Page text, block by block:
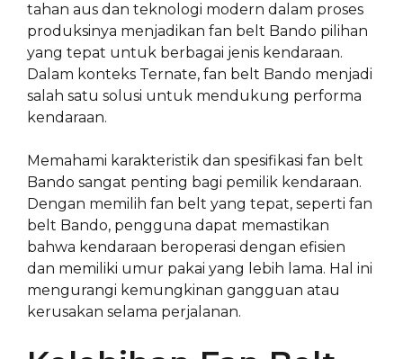
tahan aus dan teknologi modern dalam proses
produksinya menjadikan fan belt Bando pilihan
yang tepat untuk berbagai jenis kendaraan.
Dalam konteks Ternate, fan belt Bando menjadi
salah satu solusi untuk mendukung performa
kendaraan.
Memahami karakteristik dan spesifikasi fan belt
Bando sangat penting bagi pemilik kendaraan.
Dengan memilih fan belt yang tepat, seperti fan
belt Bando, pengguna dapat memastikan
bahwa kendaraan beroperasi dengan efisien
dan memiliki umur pakai yang lebih lama. Hal ini
mengurangi kemungkinan gangguan atau
kerusakan selama perjalanan.